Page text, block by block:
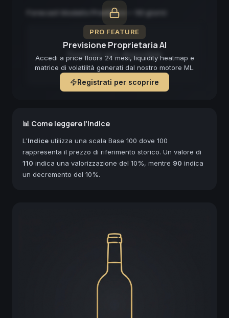
PRO FEATURE
Previsione Proprietaria AI
Accedi a price floors 24 mesi, liquidity heatmap e
matrice di volatilità generati dal nostro motore ML.
Registrati per scoprire
Forecast Modello Predittivo — 90 giorni
Forecast non disponibile
📊 Come leggere l'Indice
L'Indice utilizza una scala Base 100 dove 100
rappresenta il prezzo di riferimento storico. Un valore di
110 indica una valorizzazione del 10%, mentre 90 indica
un decremento del 10%.